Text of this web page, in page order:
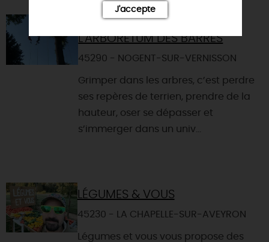
L'ARBORETUM DES BARRES
45290 - NOGENT-SUR-VERNISSON
Grimper dans les arbres, c’est perdre
ses repères de terrien, prendre de la
hauteur, oser se dépasser et
s’immerger dans un univ...
LÉGUMES & VOUS
45230 - LA CHAPELLE-SUR-AVEYRON
Légumes et vous vous propose des
J'accepte